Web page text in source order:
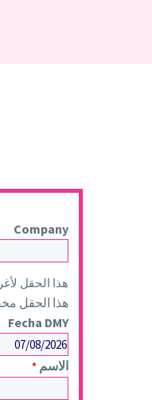
Company
هذا الحقل
هذا الحقل
Fecha DMY
يوم
شرطة
الاسم *